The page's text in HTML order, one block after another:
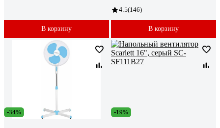
В корзину
4.5(146)
В корзину
-34% -19%